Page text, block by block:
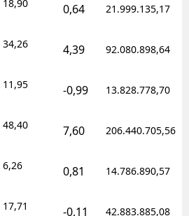
18,90 0,64 21.999.135,17
34,26 4,39 92.080.898,64
11,95 -0,99 13.828.778,70
48,40 7,60 206.440.705,56
6,26 0,81 14.786.890,57
17,71 -0,11 42.883.885,08